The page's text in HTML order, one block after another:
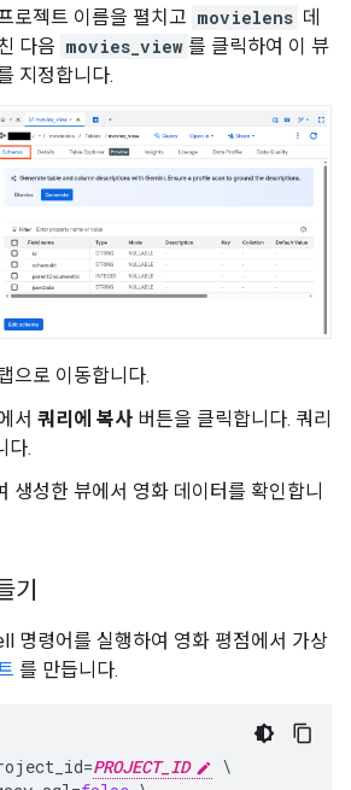
로젝트 이름을 펼치고 movielens 데
다음 movies_view 를 클릭하여 이 뷰
지정합니다.
으로 이동합니다.
서 쿼리에 복사 버튼을 클릭합니다. 쿼리
다.
생성한 뷰에서 영화 데이터를 확인합니
기
명령어를 실행하여 영화 평점에서 가상
를 만듭니다.
=PROJECT_ID
\